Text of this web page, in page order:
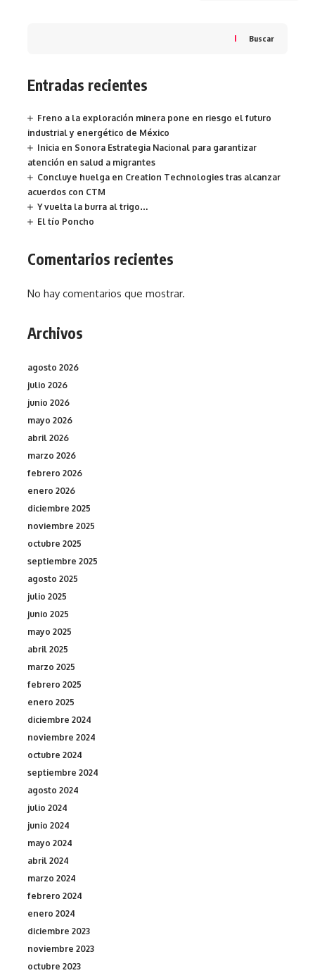
Buscar
Entradas recientes
Freno a la exploración minera pone en riesgo el futuro
industrial y energético de México
Inicia en Sonora Estrategia Nacional para garantizar
atención en salud a migrantes
Concluye huelga en Creation Technologies tras alcanzar
acuerdos con CTM
Y vuelta la burra al trigo…
El tío Poncho
Comentarios recientes
No hay comentarios que mostrar.
Archivos
agosto 2026
julio 2026
junio 2026
mayo 2026
abril 2026
marzo 2026
febrero 2026
enero 2026
diciembre 2025
noviembre 2025
octubre 2025
septiembre 2025
agosto 2025
julio 2025
junio 2025
mayo 2025
abril 2025
marzo 2025
febrero 2025
enero 2025
diciembre 2024
noviembre 2024
octubre 2024
septiembre 2024
agosto 2024
julio 2024
junio 2024
mayo 2024
abril 2024
marzo 2024
febrero 2024
enero 2024
diciembre 2023
noviembre 2023
octubre 2023